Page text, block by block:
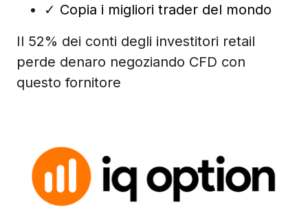
✓ Copia i migliori trader del mondo
Il 52% dei conti degli investitori retail
perde denaro negoziando CFD con
questo fornitore